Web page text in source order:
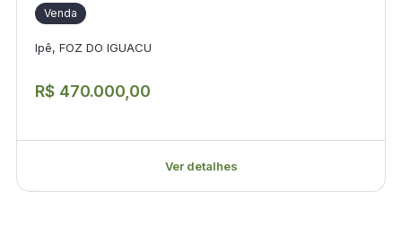
Venda
Ipê, FOZ DO IGUACU
R$ 470.000,00
Ver detalhes